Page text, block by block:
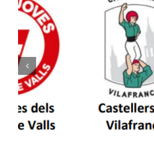
Els Castellers de
patrimoni en un
d’Aran i